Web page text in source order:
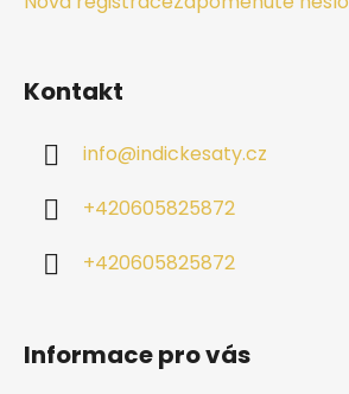
Kontakt
info@indickesaty.cz
+420605825872
+420605825872
Informace pro vás